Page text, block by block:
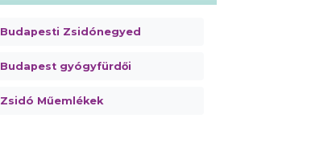
Budapesti Zsidónegyed
Budapest gyógyfürdői
Zsidó Műemlékek